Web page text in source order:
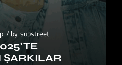
by substreet
ŞARKILAR